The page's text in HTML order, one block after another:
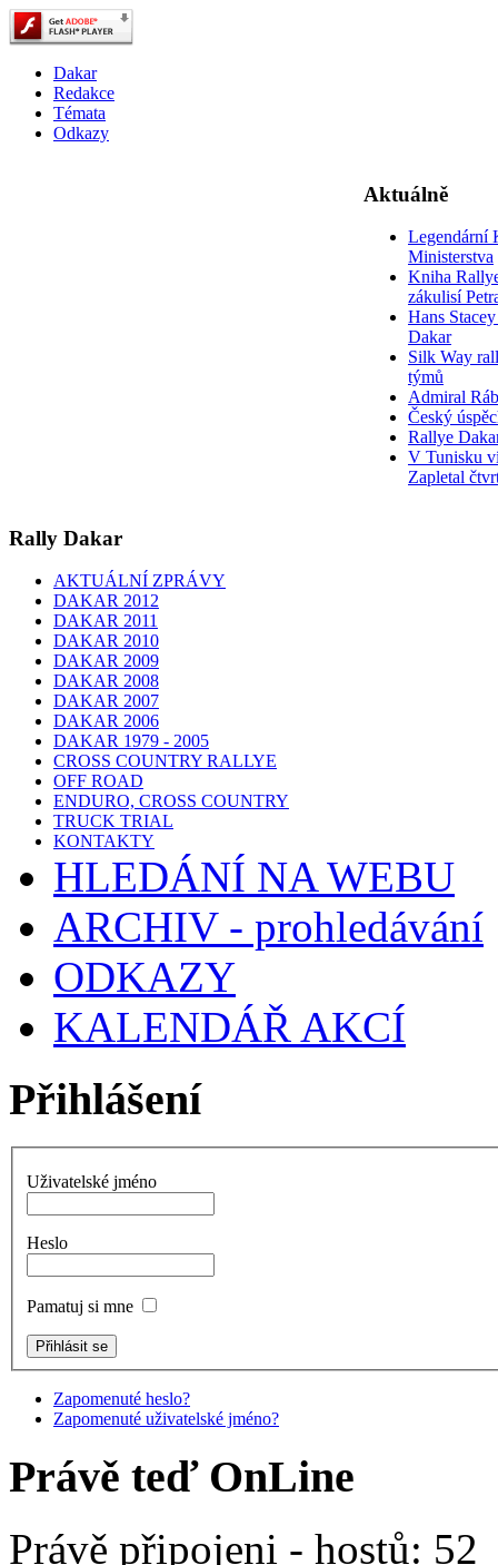
Dakar
Redakce
Témata
Odkazy
Aktuálně
Legendární
Ministerstva
Kniha
zákulisí
Hans
Dakar
Silk Way
týmů
Admiral
Český
Rallye
V Tunisku
Zapletal
Rally Dakar
AKTUÁLNÍ ZPRÁVY
DAKAR 2012
DAKAR 2011
DAKAR 2010
DAKAR 2009
DAKAR 2008
DAKAR 2007
DAKAR 2006
DAKAR 1979 - 2005
CROSS COUNTRY RALLYE
OFF ROAD
ENDURO, CROSS COUNTRY
TRUCK TRIAL
KONTAKTY
HLEDÁNÍ NA WEBU
ARCHIV - prohledávání
ODKAZY
KALENDÁŘ AKCÍ
Přihlášení
Uživatelské jméno
Heslo
Pamatuj si mne
Zapomenuté heslo?
Zapomenuté uživatelské jméno?
Právě teď OnLine
Právě připojeni - hostů: 52